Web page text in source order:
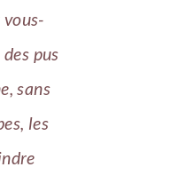
vous-
pus
sans
les